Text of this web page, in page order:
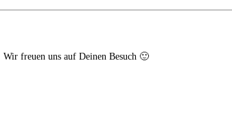
freuen uns auf Deinen Besuch 🙂